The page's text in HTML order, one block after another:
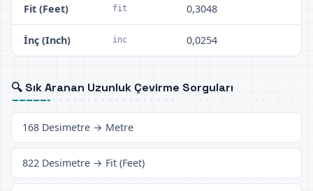
Fit (Feet) fit 0,3048
İnç (Inch) inc 0,0254
🔍 Sık Aranan Uzunluk Çevirme Sorguları
168 Desimetre → Metre
822 Desimetre → Fit (Feet)